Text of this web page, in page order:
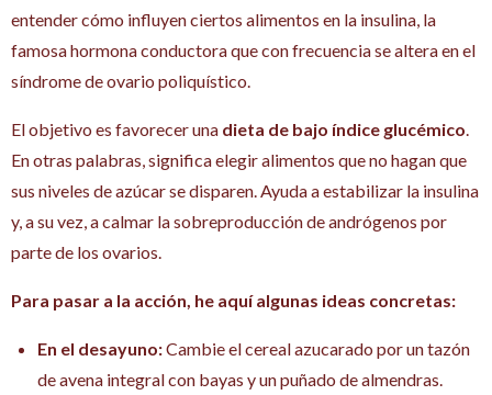
entender cómo influyen ciertos alimentos en la insulina, la
famosa hormona conductora que con frecuencia se altera en el
síndrome de ovario poliquístico.
El objetivo es favorecer una dieta de bajo índice glucémico
En otras palabras, significa elegir alimentos que no hagan que
sus niveles de azúcar se disparen. Ayuda a estabilizar la insulina
y, a su vez, a calmar la sobreproducción de andrógenos por
parte de los ovarios.
Para pasar a la acción, he aquí algunas ideas concretas:
En el desayuno:Cambie el cereal azucarado por un tazón
de avena integral con bayas y un puñado de almendras.